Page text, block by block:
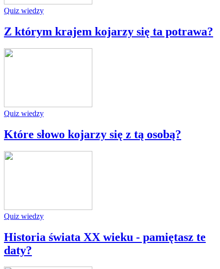
Quiz wiedzy
Z którym krajem kojarzy się ta potrawa?
Quiz wiedzy
Które słowo kojarzy się z tą osobą?
Quiz wiedzy
Historia świata XX wieku - pamiętasz te
daty?